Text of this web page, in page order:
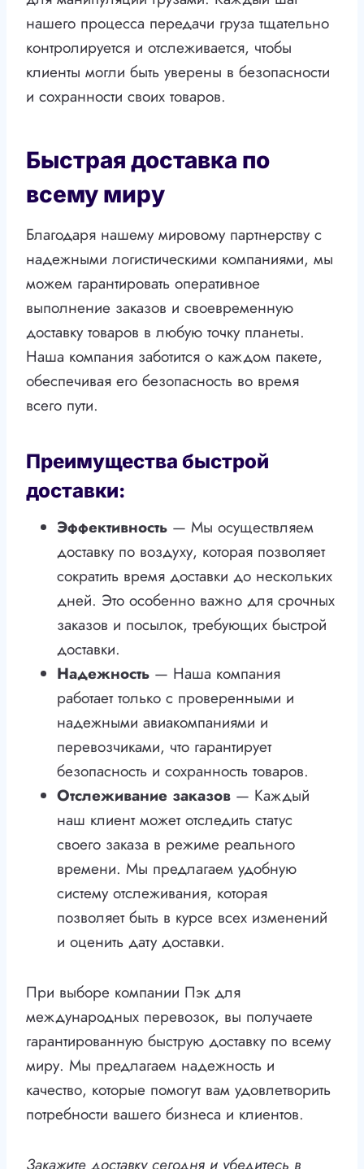
нашего процесса передачи груза тщательно
контролируется и отслеживается, чтобы
клиенты могли быть уверены в безопасности
и сохранности своих товаров.
Быстрая доставка по
всему миру
Благодаря нашему мировому партнерству с
надежными логистическими компаниями, мы
можем гарантировать оперативное
выполнение заказов и своевременную
доставку товаров в любую точку планеты.
Наша компания заботится о каждом пакете,
обеспечивая его безопасность во время
всего пути.
Преимущества быстрой
доставки:
Эффективность — Мы осуществляем
доставку по воздуху, которая позволяет
сократить время доставки до нескольких
дней. Это особенно важно для срочных
заказов и посылок, требующих быстрой
доставки.
Надежность — Наша компания
работает только с проверенными и
надежными авиакомпаниями и
перевозчиками, что гарантирует
безопасность и сохранность товаров.
Отслеживание заказов — Каждый
наш клиент может отследить статус
своего заказа в режиме реального
времени. Мы предлагаем удобную
систему отслеживания, которая
позволяет быть в курсе всех изменений
и оценить дату доставки.
При выборе компании Пэк для
международных перевозок, вы получаете
гарантированную быструю доставку по всему
миру. Мы предлагаем надежность и
качество, которые помогут вам удовлетворить
потребности вашего бизнеса и клиентов.